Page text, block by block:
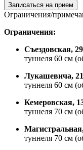
Записаться на прием
Ограничения/
Ограничения:
Съездовская,
туннеля 60 см
Лукашевича,
туннеля 60 см
Кемеровская,
туннеля 70 см
туннеля 70 см